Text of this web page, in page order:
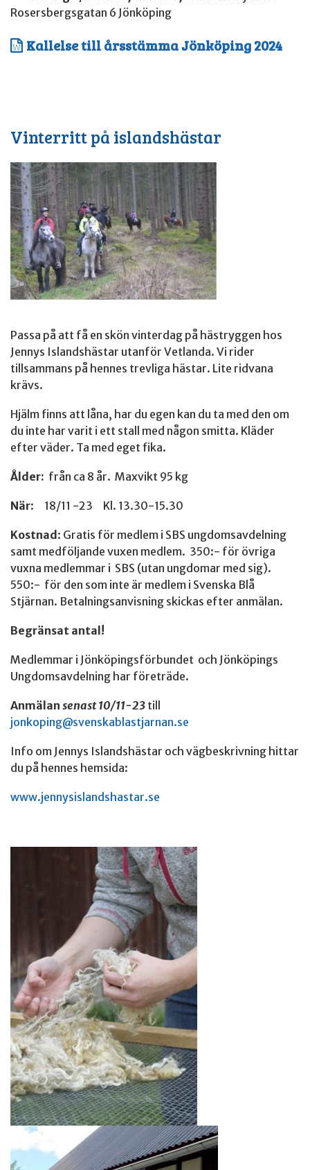
Rosersbergsgatan 6 Jönköping
Kallelse till årsstämma Jönköping 2024
Vinterritt på islandshästar
Passa på att få en skön vinterdag på hästryggen hos
Jennys Islandshästar utanför Vetlanda. Vi rider
tillsammans på hennes trevliga hästar. Lite ridvana
krävs.
Hjälm finns att låna, har du egen kan du ta med den om
du inte har varit i ett stall med någon smitta. Kläder
efter väder. Ta med eget fika.
Ålder: från ca 8 år. Maxvikt 95 kg
När: 18/11 -23 Kl. 13.30-15.30
Kostnad: Gratis för medlem i SBS ungdomsavdelning
samt medföljande vuxen medlem. 350:- för övriga
vuxna medlemmar i SBS (utan ungdomar med sig).
550:- för den som inte är medlem i Svenska Blå
Stjärnan. Betalningsanvisning skickas efter anmälan.
Begränsat antal!
Medlemmar i Jönköpingsförbundet och Jönköpings
Ungdomsavdelning har företräde.
Anmälan senast 10/11-23 till
jonkoping@svenskablastjarnan.se
Info om Jennys Islandshästar och vägbeskrivning hittar
du på hennes hemsida:
www.jennysislandshastar.se